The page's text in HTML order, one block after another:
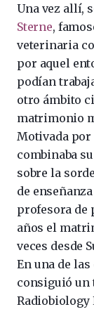
Una vez allí,
Sterne,
veterinaria
por aquel
podían
otro ámbito
matrimonio
Motivada
combinaba
sobre la
de
profesora de
años el
veces desde
En una de
consiguió un
Radiobiology